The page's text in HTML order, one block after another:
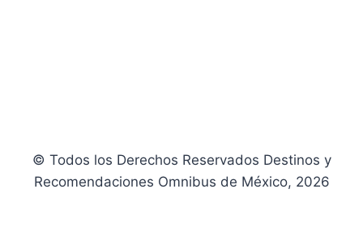
© Todos los Derechos Reservados Destinos y
Recomendaciones Omnibus de México, 2026